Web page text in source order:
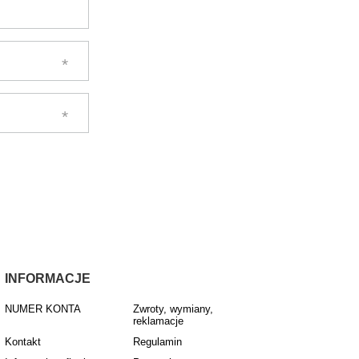
INFORMACJE
NUMER KONTA
Zwroty, wymiany,
reklamacje
Kontakt
Regulamin